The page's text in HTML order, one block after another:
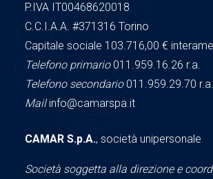
P.IVA IT00468620018
C.C.I.A.A. #371316 Torino
Capitale sociale 103.716,00 €
Telefono primario011.959.16.26 r.a.
Telefono secondario011.959.29.70 r.a.
Mailinfo@camarspa.it
CAMAR S.p.A., società unipersonale
Società soggetta alla direzione e